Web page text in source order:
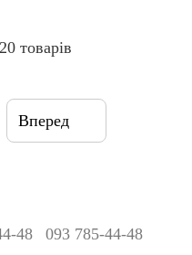
товарів
Вперед
48 093 785-44-48